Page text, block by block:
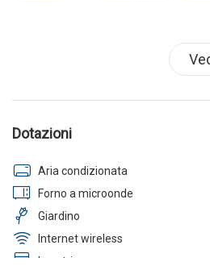
Dotazioni
Aria condizionata
Forno a microonde
Giardino
Internet wireless
Lavatrice